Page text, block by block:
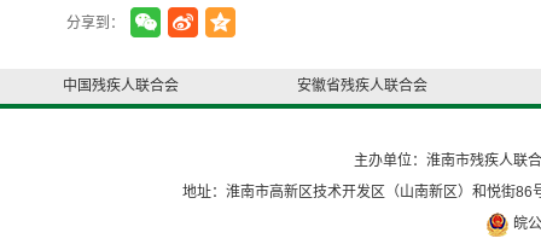
分享到：
中国残疾人联合会 安徽省残疾人联合会
主办单位：淮南市残疾人联
地址：淮南市高新区技术开发区（山南新区）和悦街86
皖